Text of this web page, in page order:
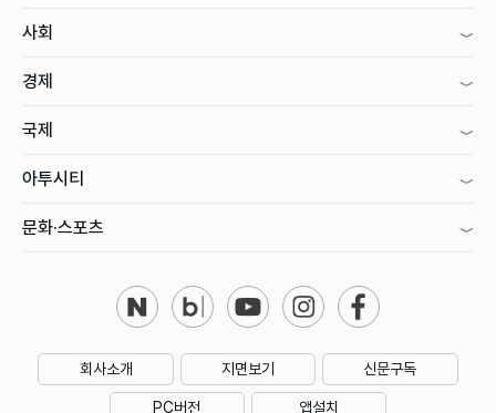
사회
경제
국제
아투시티
문화·스포츠
회사소개 지면보기 신문구독
PC버전 앱설치